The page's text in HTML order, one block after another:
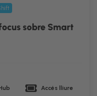
sobre Smart
Accés lliure